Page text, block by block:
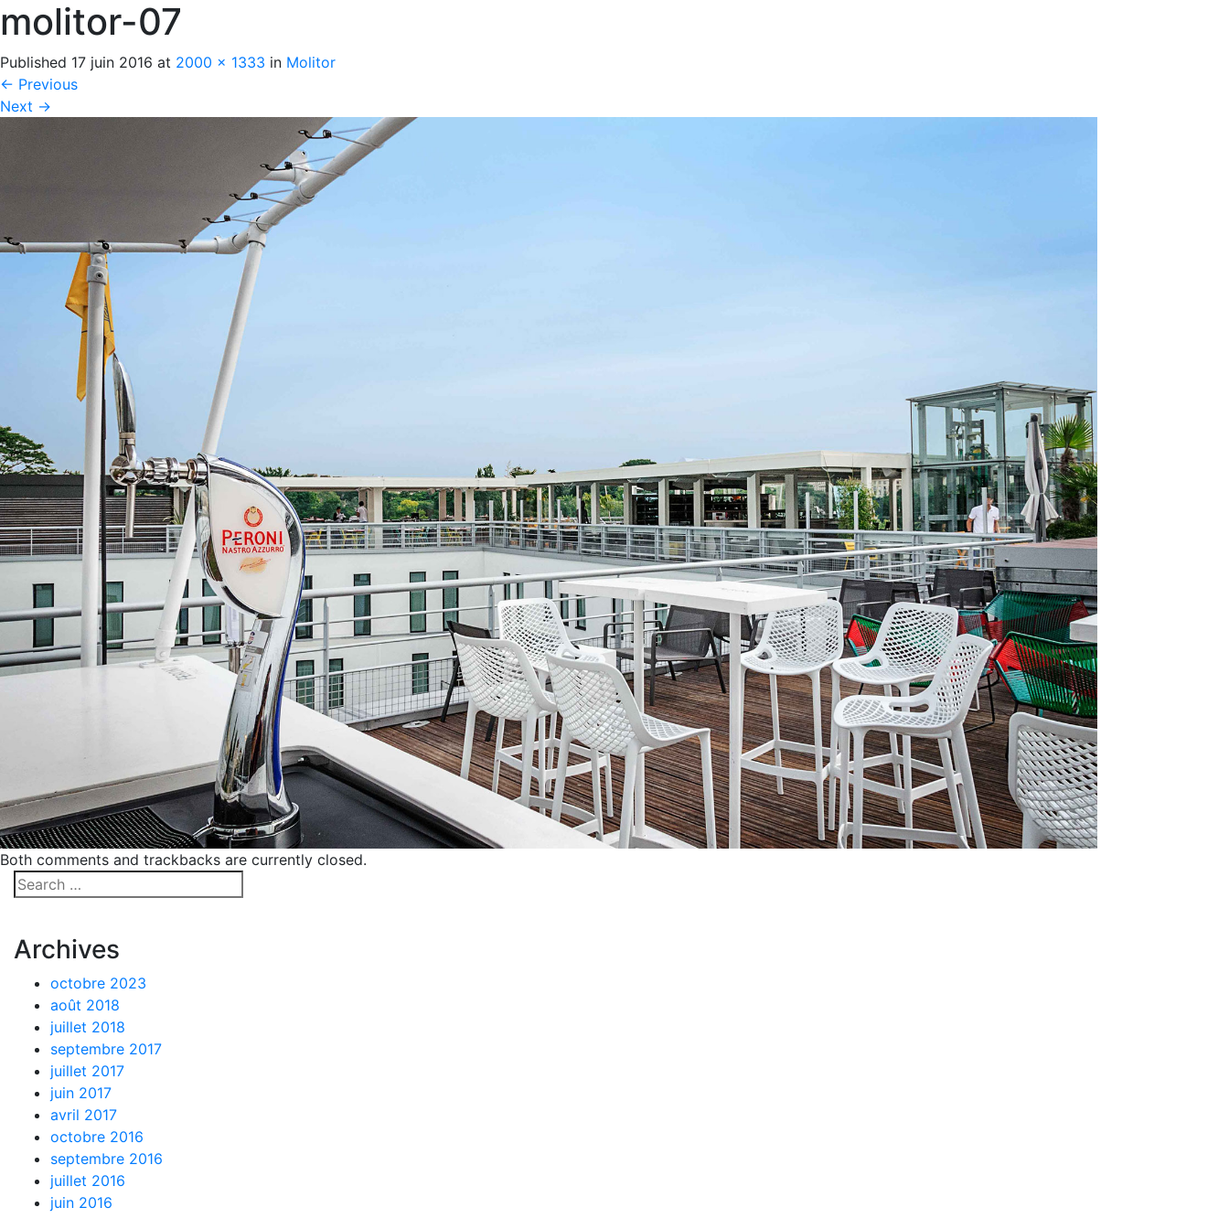
molitor-07
Published 17 juin 2016 at 2000 × 1333 in Molitor
← Previous
Next →
Both comments and trackbacks are currently closed.
Archives
octobre 2023
août 2018
juillet 2018
septembre 2017
juillet 2017
juin 2017
avril 2017
octobre 2016
septembre 2016
juillet 2016
juin 2016